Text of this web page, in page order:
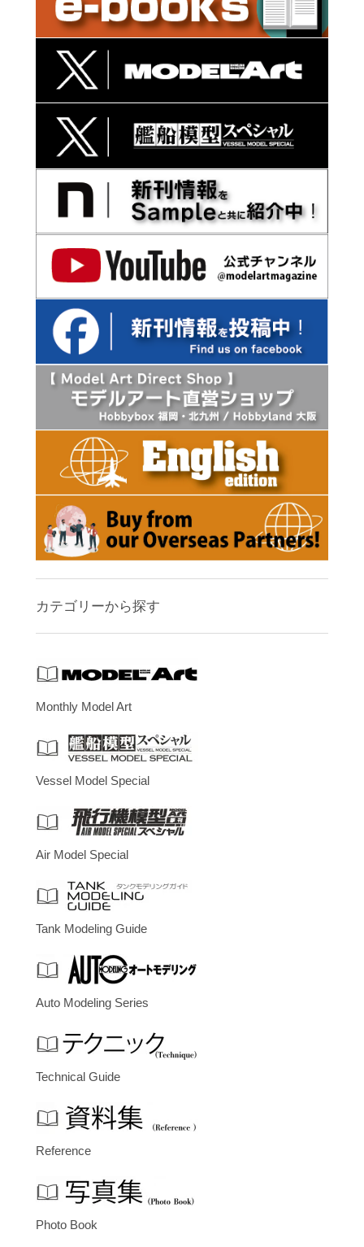
カテゴリーから探す
Monthly Model Art
Vessel Model Special
Air Model Special
Tank Modeling Guide
Auto Modeling Series
Technical Guide
Reference
Photo Book